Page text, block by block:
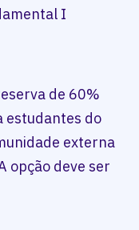
I
de 60%
estudantes do
externa
opção deve ser